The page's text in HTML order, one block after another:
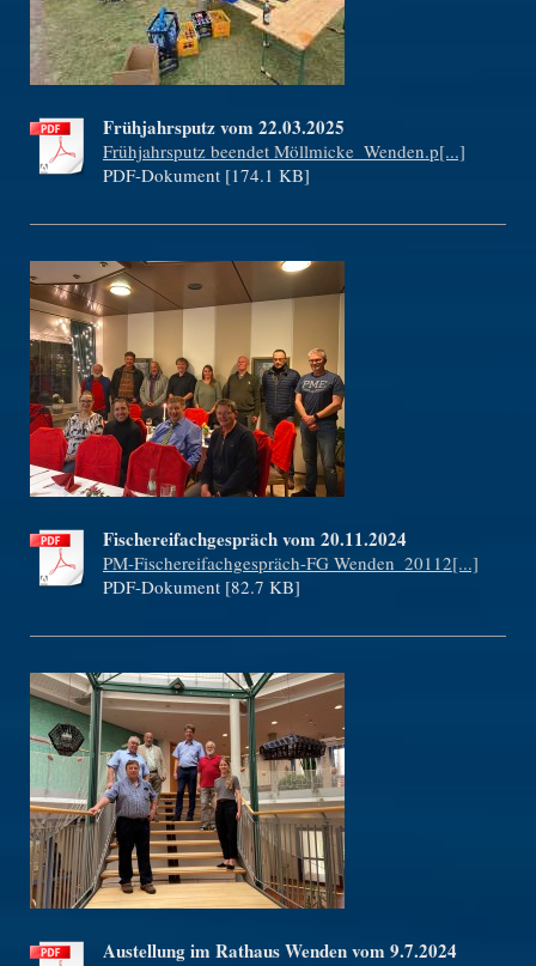
Frühjahrsputz vom 22.03.2025
Frühjahrsputz beendet Möllmicke_Wenden.p[...]
PDF-Dokument [174.1 KB]
Fischereifachgespräch vom 20.11.2024
PM-Fischereifachgespräch-FG Wenden_20112[...]
PDF-Dokument [82.7 KB]
Austellung im Rathaus Wenden vom 9.7.2024